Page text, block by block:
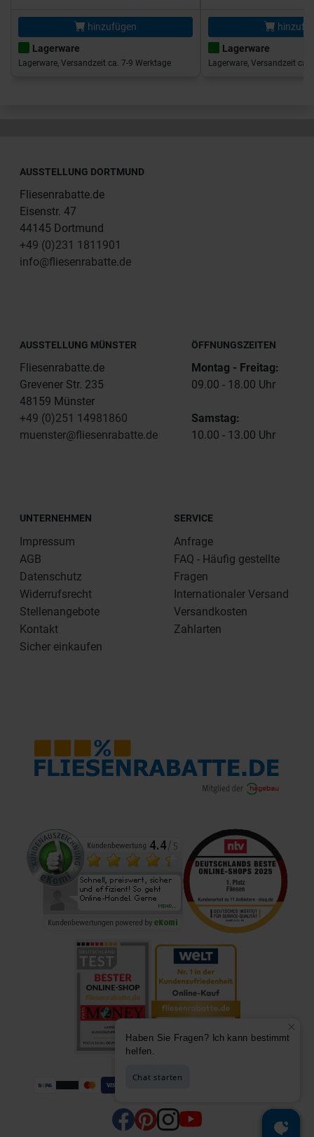
hinzufügen
Lagerware
Lagerware, Versandzeit ca. 7-9 Werktage
Lagerware
Lagerware, Versandzeit ca.
AUSSTELLUNG DORTMUND
Fliesenrabatte.de
Eisenstr. 47
44145 Dortmund
+49 (0)231 1811901
info@fliesenrabatte.de
AUSSTELLUNG MÜNSTER
Fliesenrabatte.de
Grevener Str. 235
48159 Münster
+49 (0)251 14981860
muenster@fliesenrabatte.de
ÖFFNUNGSZEITEN
Montag - Freitag:
09.00 - 18.00 Uhr
Samstag:
10.00 - 13.00 Uhr
UNTERNEHMEN
Impressum
AGB
Datenschutz
Widerrufsrecht
Stellenangebote
Kontakt
Sicher einkaufen
SERVICE
Anfrage
FAQ - Häufig gestellte
Fragen
Internationaler Versand
Versandkosten
Zahlarten